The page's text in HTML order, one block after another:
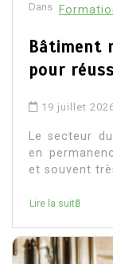
Dans
Bâtiment
pour
19 juillet
Le secteur
en
et souvent
Lire la suite